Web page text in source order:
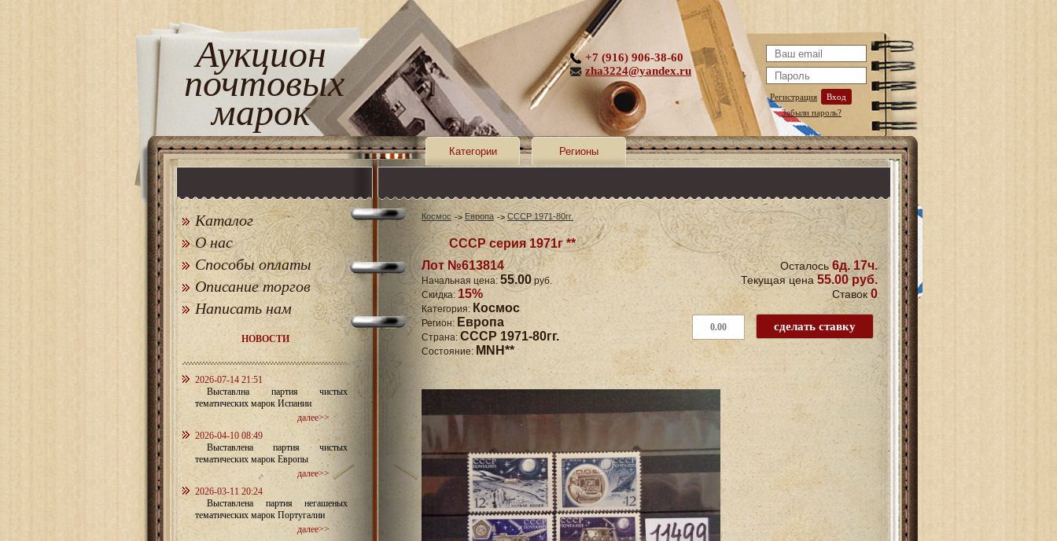
Аукцион
почтовых
марок Регистрация
Вход
Забыли пароль?
+7 (916) 906-38-60
zha3224@yandex.ru
Категории Регионы
Каталог
О нас
Способы оплаты
Описание торгов
Написать нам
НОВОСТИ
2026-07-14 21:51
Выставлна партия чистых
тематических марок Испании
далее>>
2026-04-10 08:49
Выставлена партия чистых
тематических марок Европы
далее>>
2026-03-11 20:24
Выставлена партия негашеных
тематических марок Португалии
далее>>
Космос Европа СССР 1971-80гг.
СССР серия 1971г **
Лот №613814
Начальная цена: 55.00руб.
Скидка: 15%
Категория: Космос
Регион: Европа
Страна: СССР 1971-80гг.
Состояние: MNH**
Осталось6д. 17ч.
Текущая цена 55.00 руб.
Ставок 0